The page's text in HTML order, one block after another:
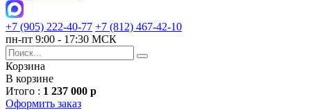
+7 (905) 222-40-77 +7 (812) 467-42-10
пн-пт 9:00 - 17:30 МСК
Корзина
В корзине
Итого : 1 237 000 р
Оформить заказ